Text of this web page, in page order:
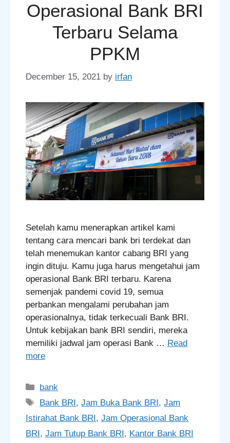
Operasional Bank BRI
Terbaru Selama
PPKM
December 15, 2021 by irfan
Setelah kamu menerapkan artikel kami
tentang cara mencari bank bri terdekat dan
telah menemukan kantor cabang BRI yang
ingin dituju. Kamu juga harus mengetahui jam
operasional Bank BRI terbaru. Karena
semenjak pandemi covid 19, semua
perbankan mengalami perubahan jam
operasionalnya, tidak terkecuali Bank BRI.
Untuk kebijakan bank BRI sendiri, mereka
memiliki jadwal jam operasi Bank … Read
more
Categories
bank
Tags
Bank BRI,Jam Buka Bank BRI,Jam
Istirahat Bank BRI, Jam Operasional Bank
BRI, Jam Tutup Bank BRI, Kantor Bank BRI